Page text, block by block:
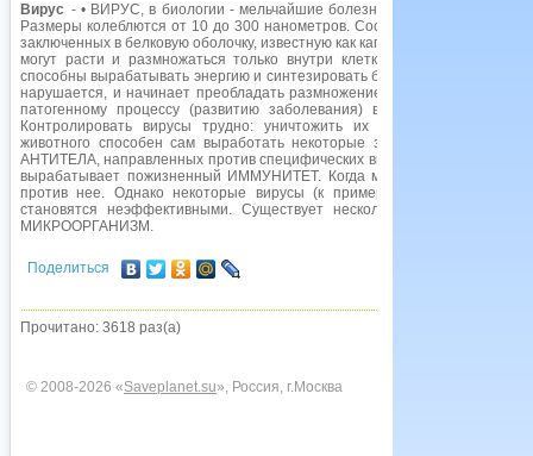
Вирус - • ВИРУС, в биологии - мельчайшие болезнетворные
Размеры колеблются от 10 до 300 нанометров. Состоят только из
заключенных в белковую оболочку, известную как капсид. Вирусы не
могут расти и размножаться только внутри клетки (например,
способны вырабатывать энергию и синтезировать белки. Когда вирусы
нарушается, и начинает преобладать размножение вирусов. По мере
патогенному процессу (развитию заболевания) в результате
Контролировать вирусы трудно: уничтожить их можно только
животного способен сам выработать некоторые защитные меры,
АНТИТЕЛА, направленных против специфических вирусов. В
вырабатывает пожизненный ИММУНИТЕТ. Когда можно выделить
против нее. Однако некоторые вирусы (к примеру, вирусы гриппа)
становятся неэффективными. Существует несколько видов
МИКРООРГАНИЗМ.
Поделиться
Прочитано: 3618 раз(а)
© 2008-2026 «Saveplanet.su», Россия, г.Москва